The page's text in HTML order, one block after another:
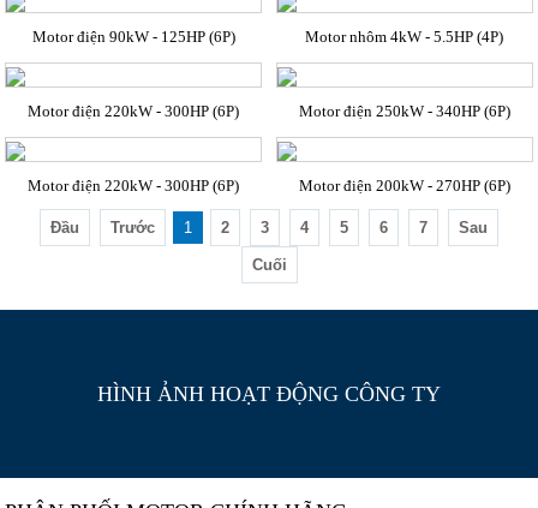
Motor điện 90kW - 125HP (6P) Motor nhôm 4kW - 5.5HP (4P)
Motor điện 220kW - 300HP (6P) Motor điện 250kW - 340HP (6P)
Motor điện 220kW - 300HP (6P) Motor điện 200kW - 270HP (6P)
Đầu Trước 1 2 3 4 5 6 7 Sau
Cuối
HÌNH ẢNH HOẠT ĐỘNG CÔNG TY